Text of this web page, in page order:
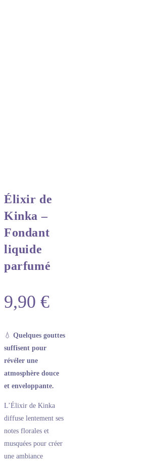
Élixir de
Kinka –
Fondant
liquide
parfumé
9,90 €
💧 Quelques gouttes
suffisent pour
révéler une
atmosphère douce
et enveloppante.
L’Élixir de Kinka
diffuse lentement ses
notes florales et
musquées pour créer
une ambiance